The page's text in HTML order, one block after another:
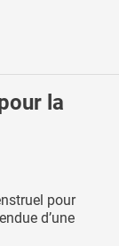
la
pour
d’une